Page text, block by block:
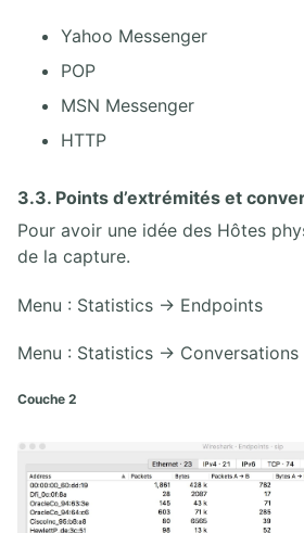
Yahoo Messenger
POP
MSN Messenger
HTTP
3.3. Points d’extrémités et
Pour avoir une idée des Hôtes
de la capture.
Menu : Statistics → Endpoints
Menu : Statistics → Conversations
Couche 2